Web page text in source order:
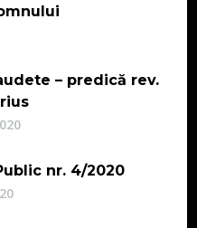
– predică rev.
nr. 4/2020